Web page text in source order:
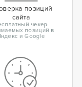
позиций
сайта
чекер
позиций в
и Google